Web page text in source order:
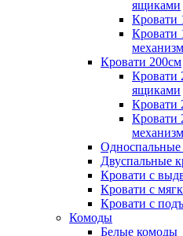
ящиками
Кровати
Кровати
Кровати 200см
Кровати
ящиками
Кровати
Кровати
Односпальные
Двуспальные
Кровати с
Кровати с
Кровати с
Комоды
Белые комоды